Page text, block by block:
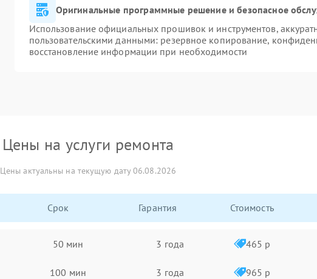
Оригинальные программные решение и безопасное
Использование официальных прошивок и инструментов,
пользовательскими данными: резервное копирование,
восстановление информации при необходимости
Цены на услуги ремонта
Цены актуальны на текущую дату 06.08.2026
Срок Гарантия Стоимость
50 мин 3 года 465 р
100 мин 3 года 965 р